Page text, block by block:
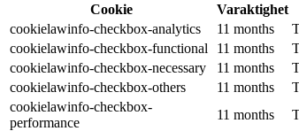
Cookie
Varaktighet
cookielawinfo-checkbox-analytics
11 months
cookielawinfo-checkbox-functional
11 months
cookielawinfo-checkbox-necessary
11 months
cookielawinfo-checkbox-others
11 months
cookielawinfo-checkbox-
performance
11 months